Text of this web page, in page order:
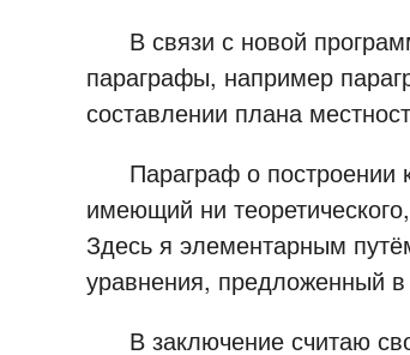
В связи с новой
параграфы, например
составлении плана
Параграф о построении
имеющий ни
Здесь я элементарным
уравнения, предложенный
В заключение считаю